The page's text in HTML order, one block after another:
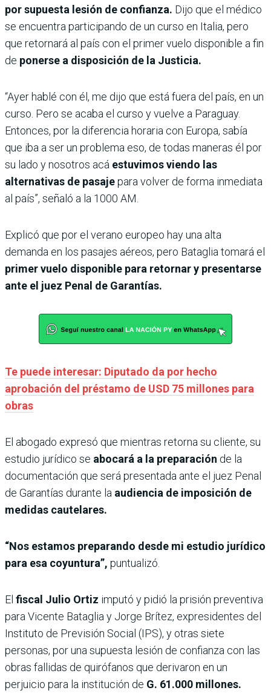
por supuesta lesión de confianza. Dijo que el médico
se encuentra participando de un curso en Italia, pero
que retornará al país con el primer vuelo disponible a fin
de ponerse a disposición de la Justicia.
“Ayer hablé con él, me dijo que está fuera del país, en un
curso. Pero se acaba el curso y vuelve a Paraguay.
Entonces, por la diferencia horaria con Europa, sabía
que iba a ser un problema eso, de todas maneras él por
su lado y nosotros acá estuvimos viendo las
alternativas de pasajepara volver de forma inmediata
al país”, señaló a la 1000 AM.
Explicó que por el verano europeo hay una alta
demanda en los pasajes aéreos, pero Bataglia tomará el
primer vuelo disponible para retornar y presentarse
ante el juez Penal de Garantías.
Te puede interesar: Diputado da por hecho
aprobación del préstamo de USD 75 millones para
obras
El abogado expresó que mientras retorna su cliente, su
estudio jurídico se abocará a la preparación de la
documentación que será presentada ante el juez Penal
de Garantías durante la audiencia de imposición de
medidas cautelares.
“Nos estamos preparando desde mi estudio jurídico
para esa coyuntura”, puntualizó.
El fiscal Julio Ortiz imputó y pidió la prisión preventiva
para Vicente Bataglia y Jorge Brítez, expresidentes del
Instituto de Previsión Social (IPS), y otras siete
personas, por una supuesta lesión de confianza con las
obras fallidas de quirófanos que derivaron en un
perjuicio para la institución de G. 61.000 millones.